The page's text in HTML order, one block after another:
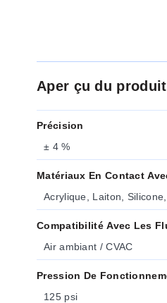
Aper çu du produit
Précision
± 4 %
Matériaux En Contact
Acrylique, Laiton,
Compatibilité Avec Les
Air ambiant / CVAC
Pression De
125 psi